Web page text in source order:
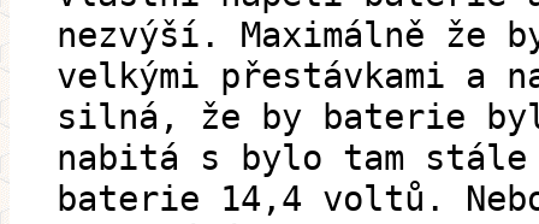
nezvýší. Maximálně že
velkými přestávkami a
silná, že by baterie
nabitá s bylo tam
baterie 14,4 voltů.